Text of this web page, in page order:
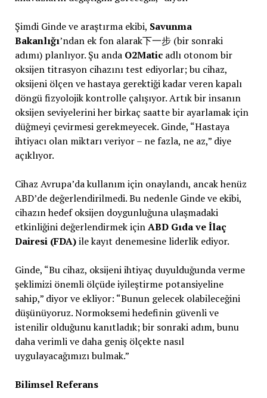
Şimdi Ginde ve araştırma ekibi, Savunma
Bakanlığı’ndan ek fon alarak下一步 (bir sonraki
adımı) planlıyor. Şu anda O2Maticadlı otonom bir
oksijen titrasyon cihazını test ediyorlar; bu cihaz,
oksijeni ölçen ve hastaya gerektiği kadar veren kapalı
döngü fizyolojik kontrolle çalışıyor. Artık bir insanın
oksijen seviyelerini her birkaç saatte bir ayarlamak için
düğmeyi çevirmesi gerekmeyecek. Ginde, “Hastaya
ihtiyacı olan miktarı veriyor – ne fazla, ne az,” diye
açıklıyor.
Cihaz Avrupa’da kullanım için onaylandı, ancak henüz
ABD’de değerlendirilmedi. Bu nedenle Ginde ve ekibi,
cihazın hedef oksijen doygunluğuna ulaşmadaki
etkinliğini değerlendirmek içinABD Gıda ve İlaç
Dairesi (FDA)ile kayıt denemesine liderlik ediyor.
Ginde, “Bu cihaz, oksijeni ihtiyaç duyulduğunda verme
şeklimizi önemli ölçüde iyileştirme potansiyeline
sahip,” diyor ve ekliyor: “Bunun gelecek olabileceğini
düşünüyoruz. Normoksemi hedefinin güvenli ve
istenilir olduğunu kanıtladık; bir sonraki adım, bunu
daha verimli ve daha geniş ölçekte nasıl
uygulayacağımızı bulmak.”
Bilimsel Referans